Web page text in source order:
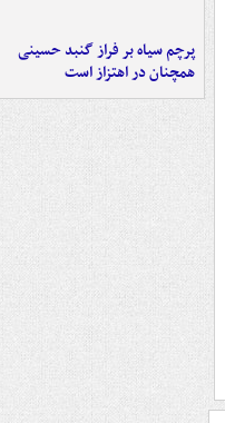
پرچم سیاه بر فراز گنبد حسینی
همچنان در اهتزاز است